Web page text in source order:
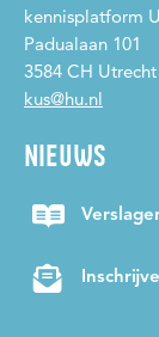
kennisplatform
Padualaan 101
3584 CH Utrecht
kus@hu.nl
NIEUWS